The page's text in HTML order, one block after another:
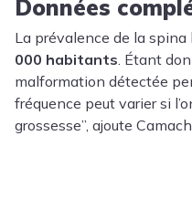
Données
La prévalence de la spina
000 habitants. Étant
malformation détectée
fréquence peut varier si
grossesse”, ajoute